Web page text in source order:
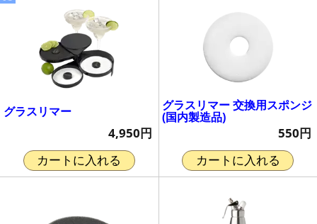
グラスリマー
4,950円
カートに入れる
グラスリマー 交換用スポンジ
(国内製造品)
550円
カートに入れる